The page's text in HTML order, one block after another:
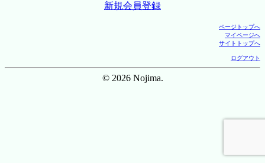
新規会員登録
ページトップへ
マイページへ
サイトトップへ
ログアウト
© 2026 Nojima.